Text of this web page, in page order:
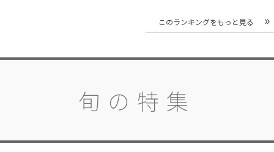
このランキングをもっと見る
旬の特集